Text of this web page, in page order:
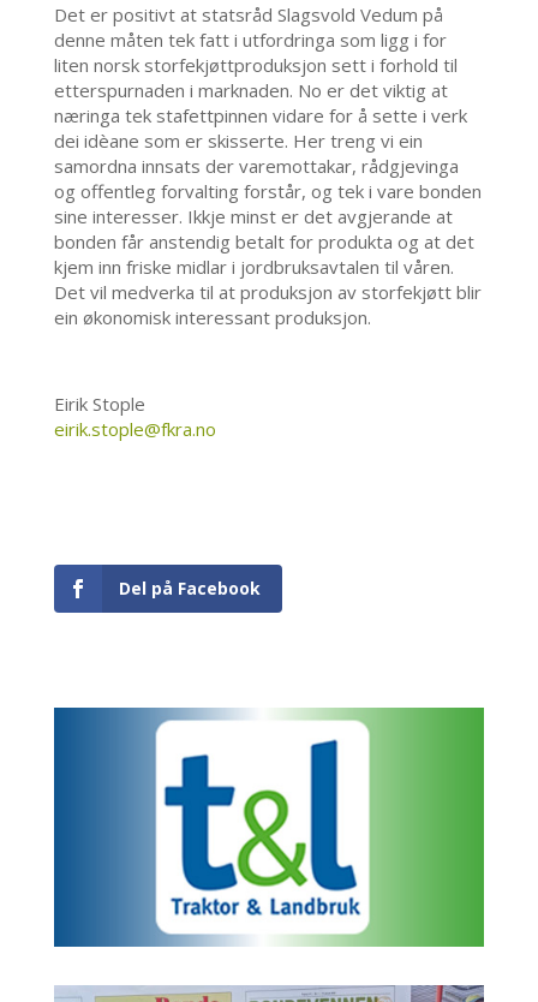
Det er positivt at statsråd Slagsvold Vedum på
denne måten tek fatt i utfordringa som ligg i for
liten norsk storfekjøttproduksjon sett i forhold til
etterspurnaden i marknaden. No er det viktig at
næringa tek stafettpinnen vidare for å sette i verk
dei idèane som er skisserte. Her treng vi ein
samordna innsats der varemottakar, rådgjevinga
og offentleg forvalting forstår, og tek i vare bonden
sine interesser. Ikkje minst er det avgjerande at
bonden får anstendig betalt for produkta og at det
kjem inn friske midlar i jordbruksavtalen til våren.
Det vil medverka til at produksjon av storfekjøtt blir
ein økonomisk interessant produksjon.
Eirik Stople
eirik.stople@fkra.no
Del på Facebook